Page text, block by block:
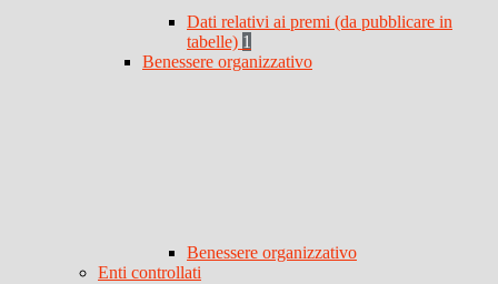
Dati relativi ai premi (da pubblicare in
tabelle) 1
Benessere organizzativo
Benessere organizzativo
Enti controllati